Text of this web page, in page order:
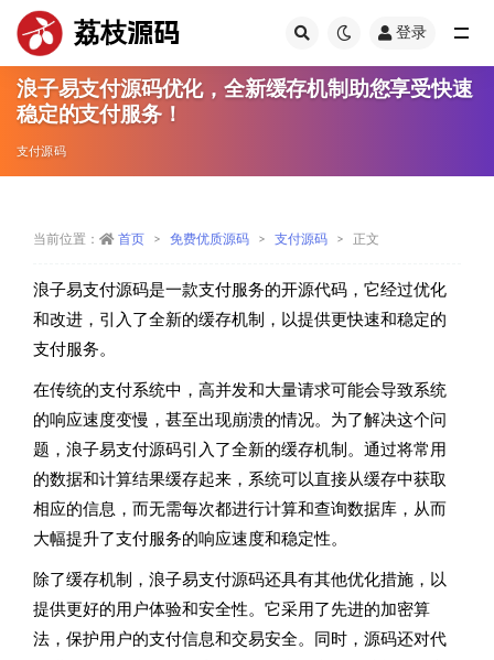
荔枝源码 登录
浪子易支付源码优化，全新缓存机制助您享受快速
稳定的支付服务！
支付源码
当前位置： 首页 免费优质源码 支付源码 正文
浪子易支付源码是一款支付服务的开源代码，它经过优化
和改进，引入了全新的缓存机制，以提供更快速和稳定的
支付服务。
在传统的支付系统中，高并发和大量请求可能会导致系统
的响应速度变慢，甚至出现崩溃的情况。为了解决这个问
题，浪子易支付源码引入了全新的缓存机制。通过将常用
的数据和计算结果缓存起来，系统可以直接从缓存中获取
相应的信息，而无需每次都进行计算和查询数据库，从而
大幅提升了支付服务的响应速度和稳定性。
除了缓存机制，浪子易支付源码还具有其他优化措施，以
提供更好的用户体验和安全性。它采用了先进的加密算
法，保护用户的支付信息和交易安全。同时，源码还对代